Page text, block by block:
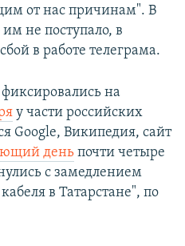
от нас причинам". В
не поступало, в
в работе телеграма.
на
у части российских
Google, Википедия, сайт
день почти четыре
с замедлением
в Татарстане", по